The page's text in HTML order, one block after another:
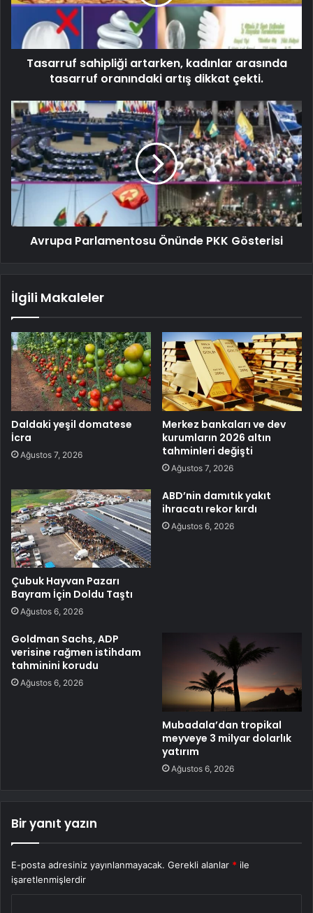
Tasarruf sahipliği artarken, kadınlar arasında
tasarruf oranındaki artış dikkat çekti.
Avrupa Parlamentosu Önünde PKK Gösterisi
İlgili Makaleler
Daldaki yeşil domatese
İcra
Ağustos 7, 2026
Merkez bankaları ve dev
kurumların 2026 altın
tahminleri değişti
Ağustos 7, 2026
Çubuk Hayvan Pazarı
Bayram İçin Doldu Taştı
Ağustos 6, 2026
ABD’nin damıtık yakıt
ihracatı rekor kırdı
Ağustos 6, 2026
Goldman Sachs, ADP
verisine rağmen istihdam
tahminini korudu
Ağustos 6, 2026
Mubadala’dan tropikal
meyveye 3 milyar dolarlık
yatırım
Ağustos 6, 2026
Bir yanıt yazın
E-posta adresiniz yayınlanmayacak. Gerekli alanlar * ile
işaretlenmişlerdir